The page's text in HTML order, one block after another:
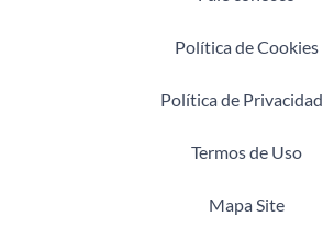
Política de Cookies
Política de
Termos de Uso
Mapa Site